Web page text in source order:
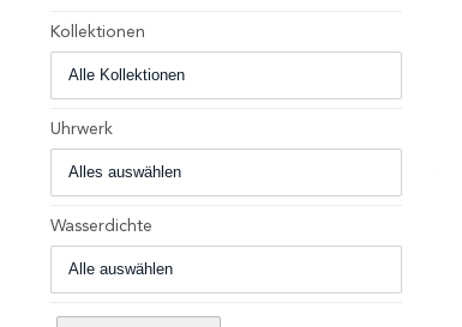
Kollektionen
Uhrwerk
Wasserdichte